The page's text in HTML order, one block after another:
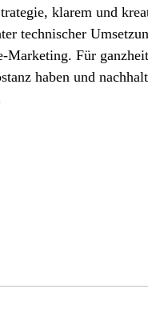
klarem und
technischer
Marketing. Für
haben und